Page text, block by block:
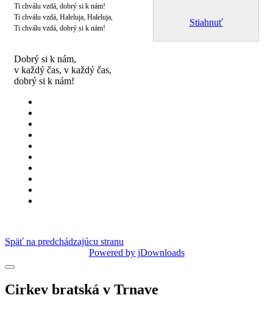
Ti chválu vzdá, dobrý si k nám!
Ti chválu vzdá, Haleluja, Haleluja,
Ti chválu vzdá, dobrý si k nám!
Dobrý si k nám,
v každý čas, v každý čas,
dobrý si k nám!
Stiahnuť
Späť na predchádzajúcu stranu
Powered by jDownloads
Cirkev bratská v Trnave